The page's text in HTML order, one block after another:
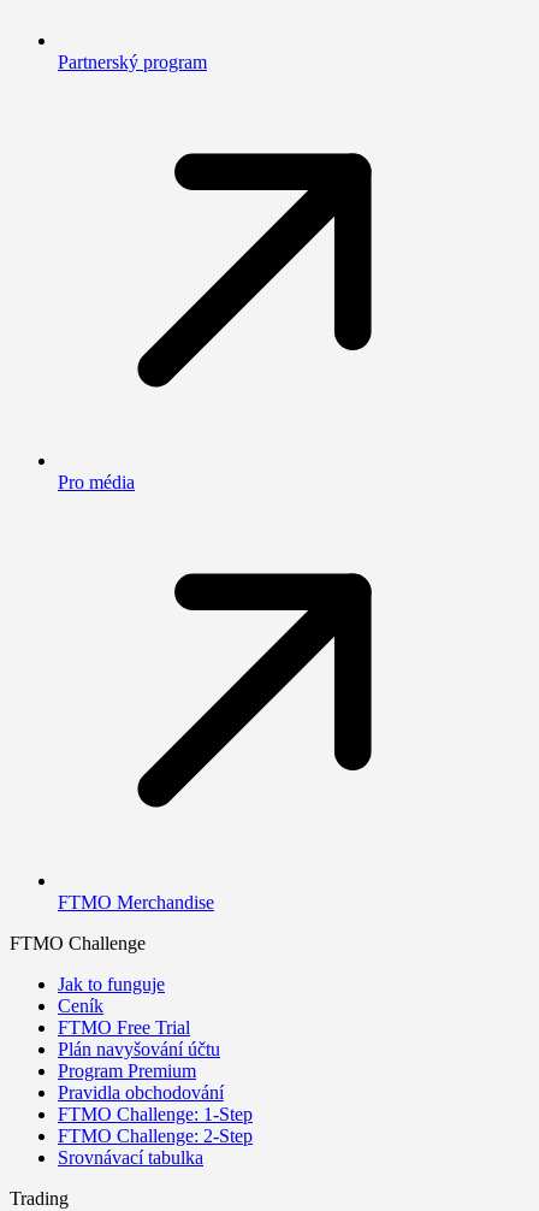
Partnerský program
Pro média
FTMO Merchandise
FTMO Challenge
Jak to funguje
Ceník
FTMO Free Trial
Plán navyšování účtu
Program Premium
Pravidla obchodování
FTMO Challenge: 1-Step
FTMO Challenge: 2-Step
Srovnávací tabulka
Trading